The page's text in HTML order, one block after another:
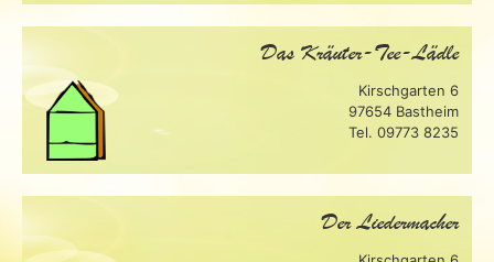
Das Kräuter-Tee-Lädle
Kirschgarten 6
97654 Bastheim
Tel. 09773 8235
Der Liedermacher